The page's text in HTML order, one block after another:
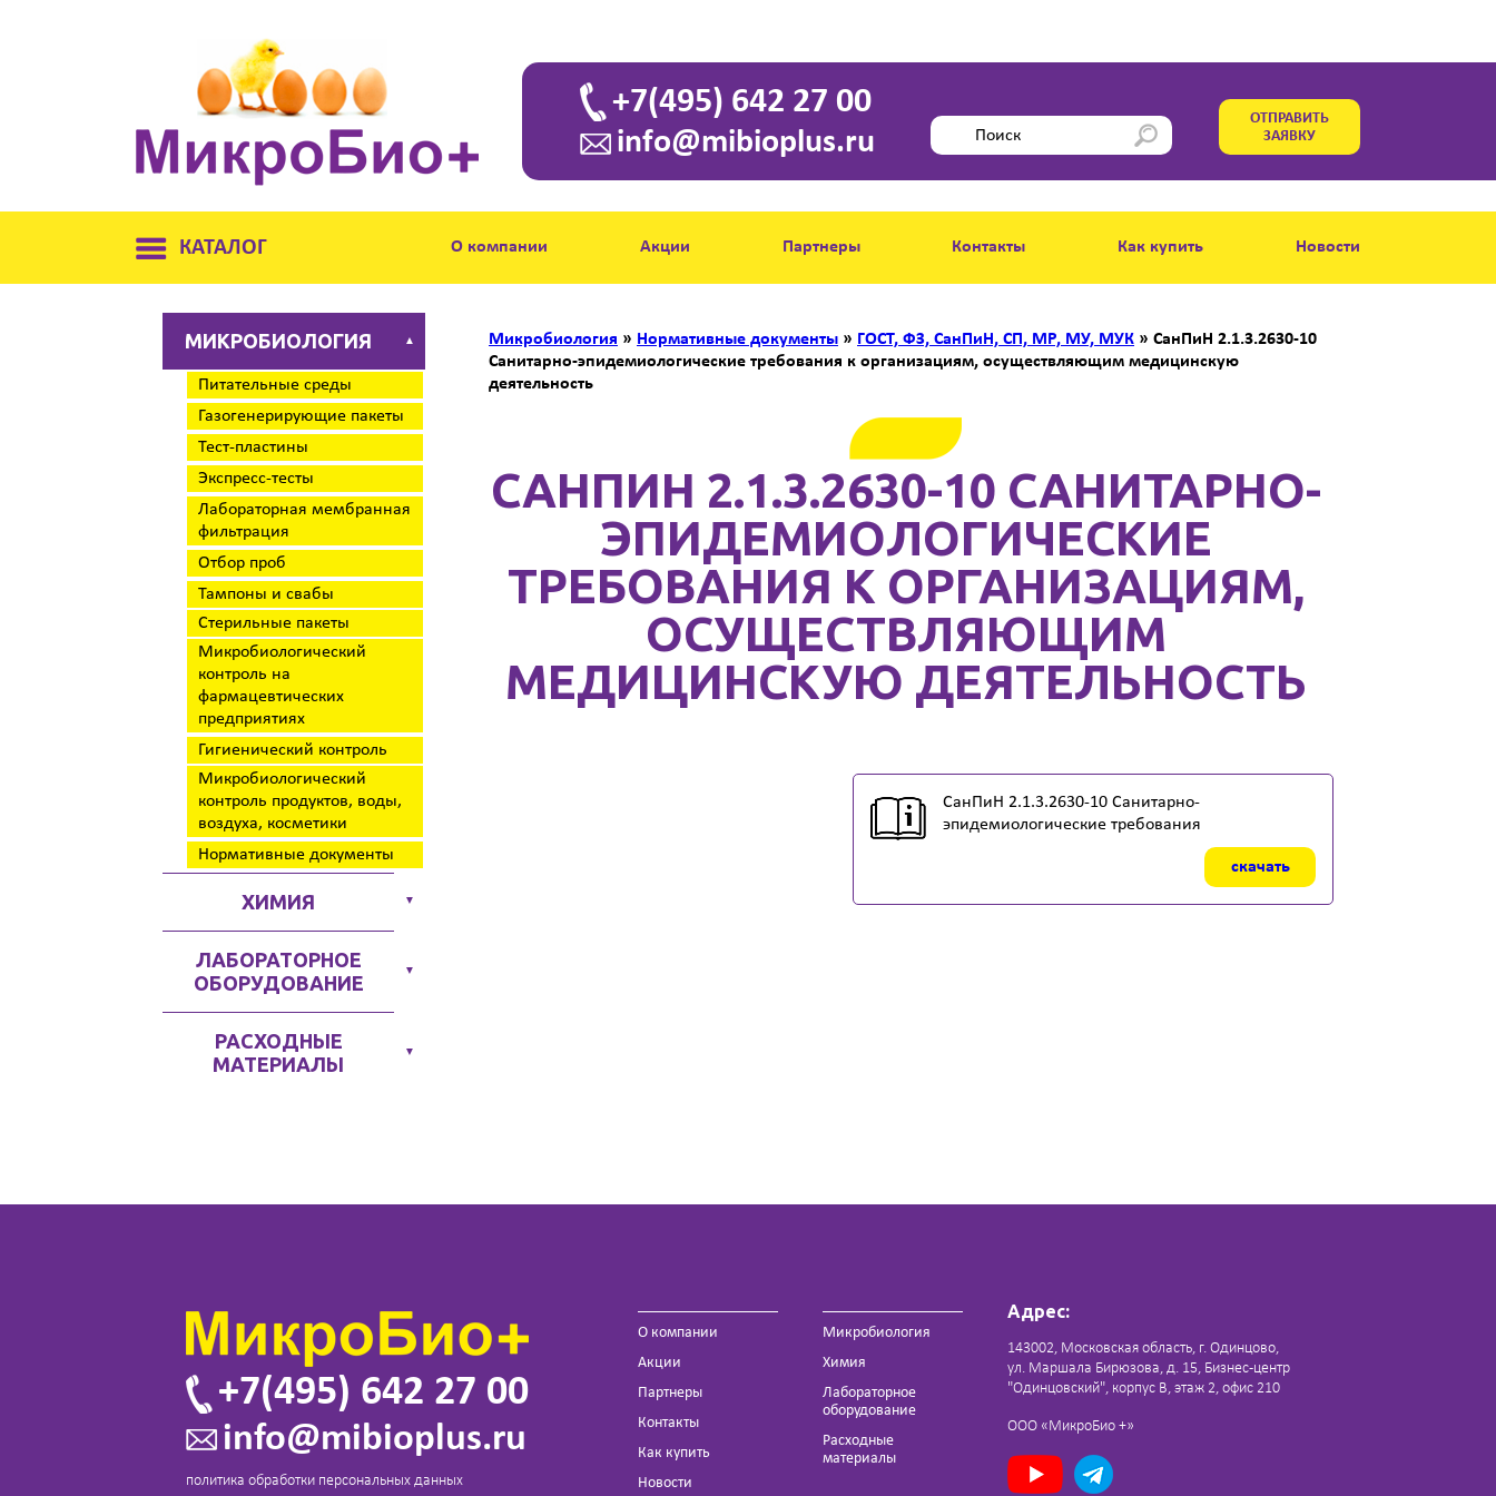
+7(495) 642 27 00
info@mibioplus.ru
ОТПРАВИТЬ
ЗАЯВКУ
КАТАЛОГ О компании Акции Партнеры Контакты Как купить Новости
МИКРОБИОЛОГИЯ ▲
Питательные среды
Газогенерирующие пакеты
Тест-пластины
Экспресс-тесты
Лабораторная мембранная
фильтрация
Отбор проб
Тампоны и свабы
Стерильные пакеты
Микробиологический
контроль на
фармацевтических
предприятиях
Гигиенический контроль
Микробиологический
контроль продуктов, воды,
воздуха, косметики
Нормативные документы
ХИМИЯ ▼
ЛАБОРАТОРНОЕ
ОБОРУДОВАНИЕ
▼
РАСХОДНЫЕ
МАТЕРИАЛЫ
▼
Микробиология » Нормативные документы » ГОСТ, ФЗ, СанПиН, СП, МР, МУ, МУК » СанПиН 2.1.3.2630-10
Санитарно-эпидемиологические требования к организациям, осуществляющим медицинскую
деятельность
САНПИН 2.1.3.2630-10 САНИТАРНО-
ЭПИДЕМИОЛОГИЧЕСКИЕ
ТРЕБОВАНИЯ К ОРГАНИЗАЦИЯМ,
ОСУЩЕСТВЛЯЮЩИМ
МЕДИЦИНСКУЮ ДЕЯТЕЛЬНОСТЬ
СанПиН 2.1.3.2630-10 Санитарно-
эпидемиологические требования
скачать
+7(495) 642 27 00
info@mibioplus.ru
политика обработки персональных данных
О компании
Акции
Партнеры
Контакты
Как купить
Новости
Микробиология
Химия
Лабораторное
оборудование
Расходные
материалы
Адрес:
143002, Московская область, г. Одинцово,
ул. Маршала Бирюзова, д. 15, Бизнес-центр
"Одинцовский", корпус В, этаж 2, офис 210
ООО «МикроБио +»